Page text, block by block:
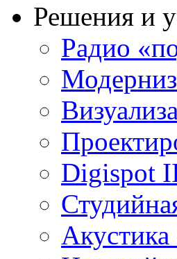
Решения и
Радио
Digispot
Акустика